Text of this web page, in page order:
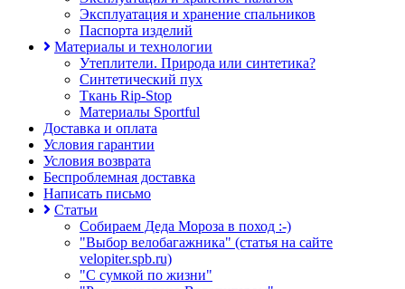
Эксплуатация и хранение спальников
Паспорта изделий
Материалы и технологии
Утеплители. Природа или синтетика?
Синтетический пух
Ткань Rip-Stop
Материалы Sportful
Доставка и оплата
Условия гарантии
Условия возврата
Беспроблемная доставка
Написать письмо
Статьи
Собираем Деда Мороза в поход :-)
"Выбор велобагажника" (статья на сайте
velopiter.spb.ru)
"С сумкой по жизни"